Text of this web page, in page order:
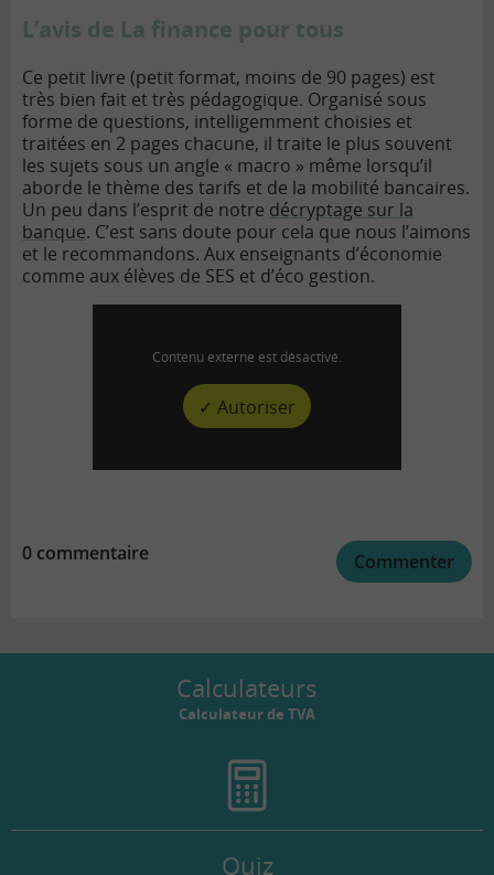
L’avis de La finance pour tous
Ce petit livre (petit format, moins de 90 pages) est
très bien fait et très pédagogique. Organisé sous
forme de questions, intelligemment choisies et
traitées en 2 pages chacune, il traite le plus souvent
les sujets sous un angle « macro » même lorsqu’il
aborde le thème des tarifs et de la mobilité bancaires.
Un peu dans l’esprit de notre décryptage sur la
banque. C’est sans doute pour cela que nous l’aimons
et le recommandons. Aux enseignants d’économie
comme aux élèves de SES et d’éco gestion.
Contenu externe est désactivé.
✓ Autoriser
0 commentaire Commenter
Calculateurs
Calculateur de TVA
Quiz